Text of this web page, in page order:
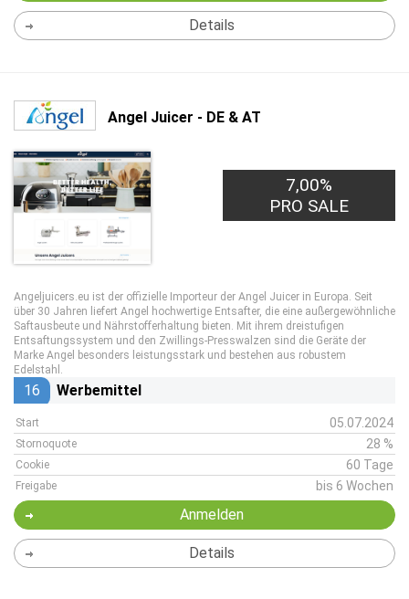
Details
Angel Juicer - DE & AT
7,00%
PRO SALE
Angeljuicers.eu ist der offizielle Importeur der Angel Juicer in Europa. Seit
über 30 Jahren liefert Angel hochwertige Entsafter, die eine außergewöhnliche
Saftausbeute und Nährstofferhaltung bieten. Mit ihrem dreistufigen
Entsaftungssystem und den Zwillings-Presswalzen sind die Geräte der
Marke Angel besonders leistungsstark und bestehen aus robustem
Edelstahl.
16 Werbemittel
Start 05.07.2024
Stornoquote 28 %
Cookie 60 Tage
Freigabe bis 6 Wochen
Anmelden
Details